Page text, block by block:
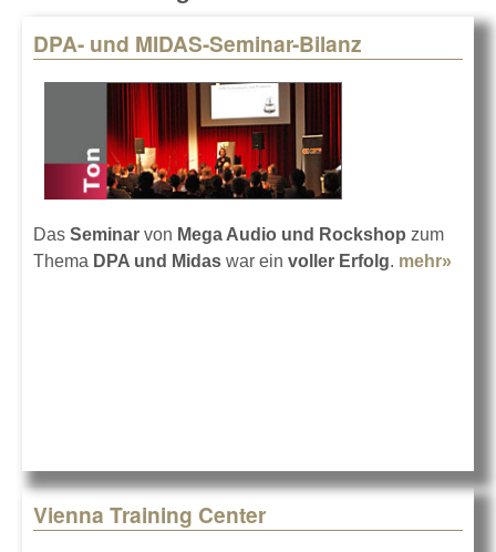
DPA- und MIDAS-Seminar-Bilanz
Das Seminar von Mega Audio und Rockshop zum
Thema DPA und Midas war ein voller Erfolg. mehr»
Vienna Training Center
Pages